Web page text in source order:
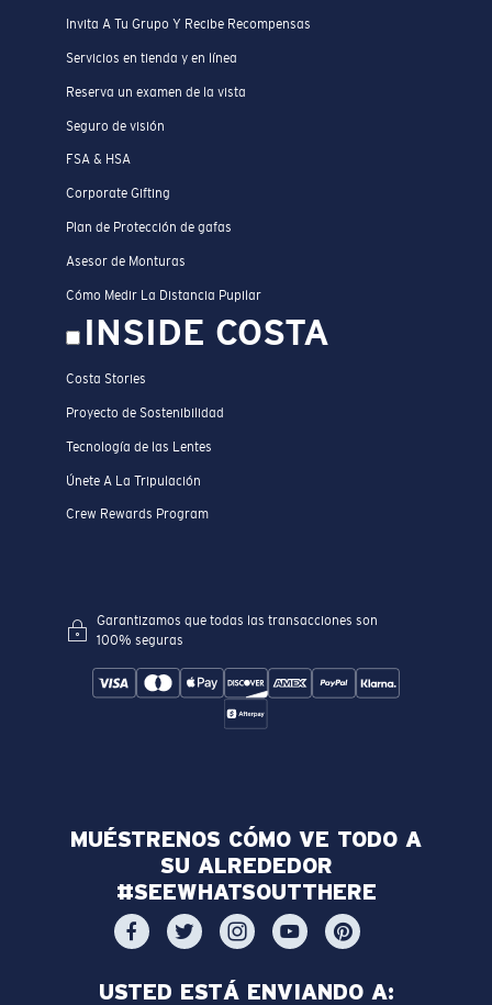
Invita A Tu Grupo Y Recibe Recompensas
Servicios en tienda y en línea
Reserva un examen de la vista
Seguro de visión
FSA & HSA
Corporate Gifting
Plan de Protección de gafas
Asesor de Monturas
Cómo Medir La Distancia Pupilar
INSIDE COSTA
Costa Stories
Proyecto de Sostenibilidad
Tecnología de las Lentes
Únete A La Tripulación
Crew Rewards Program
Garantizamos que todas las transacciones son
100% seguras
MUÉSTRENOS CÓMO VE TODO A
SU ALREDEDOR
#SEEWHATSOUTTHERE
USTED ESTÁ ENVIANDO A: